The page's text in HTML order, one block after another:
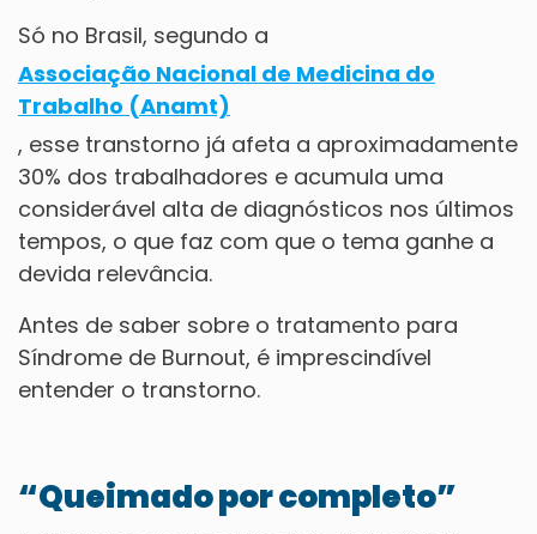
Só no Brasil, segundo a
Associação Nacional de Medicina do
Trabalho (Anamt)
, esse transtorno já afeta a aproximadamente
30% dos trabalhadores e acumula uma
considerável alta de diagnósticos nos últimos
tempos, o que faz com que o tema ganhe a
devida relevância.
Antes de saber sobre o tratamento para
Síndrome de Burnout, é imprescindível
entender o transtorno.
“Queimado por completo”